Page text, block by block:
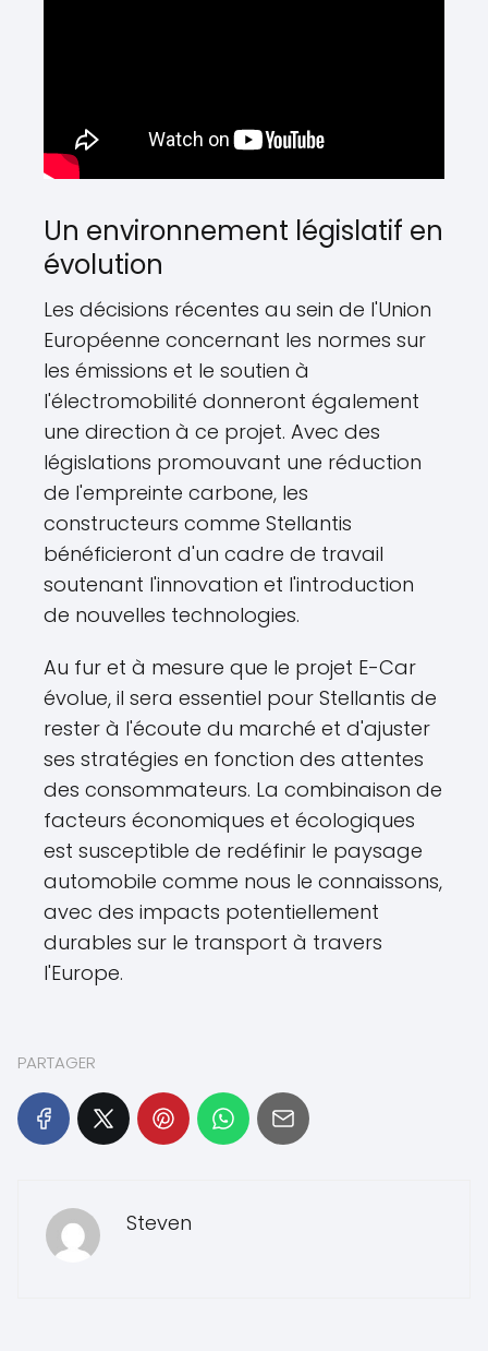
Un environnement législatif en
évolution
Les décisions récentes au sein de l'Union
Européenne concernant les normes sur
les émissions et le soutien à
l'électromobilité donneront également
une direction à ce projet. Avec des
législations promouvant une réduction
de l'empreinte carbone, les
constructeurs comme Stellantis
bénéficieront d'un cadre de travail
soutenant l'innovation et l'introduction
de nouvelles technologies.
Au fur et à mesure que le projet E-Car
évolue, il sera essentiel pour Stellantis de
rester à l'écoute du marché et d'ajuster
ses stratégies en fonction des attentes
des consommateurs. La combinaison de
facteurs économiques et écologiques
est susceptible de redéfinir le paysage
automobile comme nous le connaissons,
avec des impacts potentiellement
durables sur le transport à travers
l'Europe.
PARTAGER
Steven